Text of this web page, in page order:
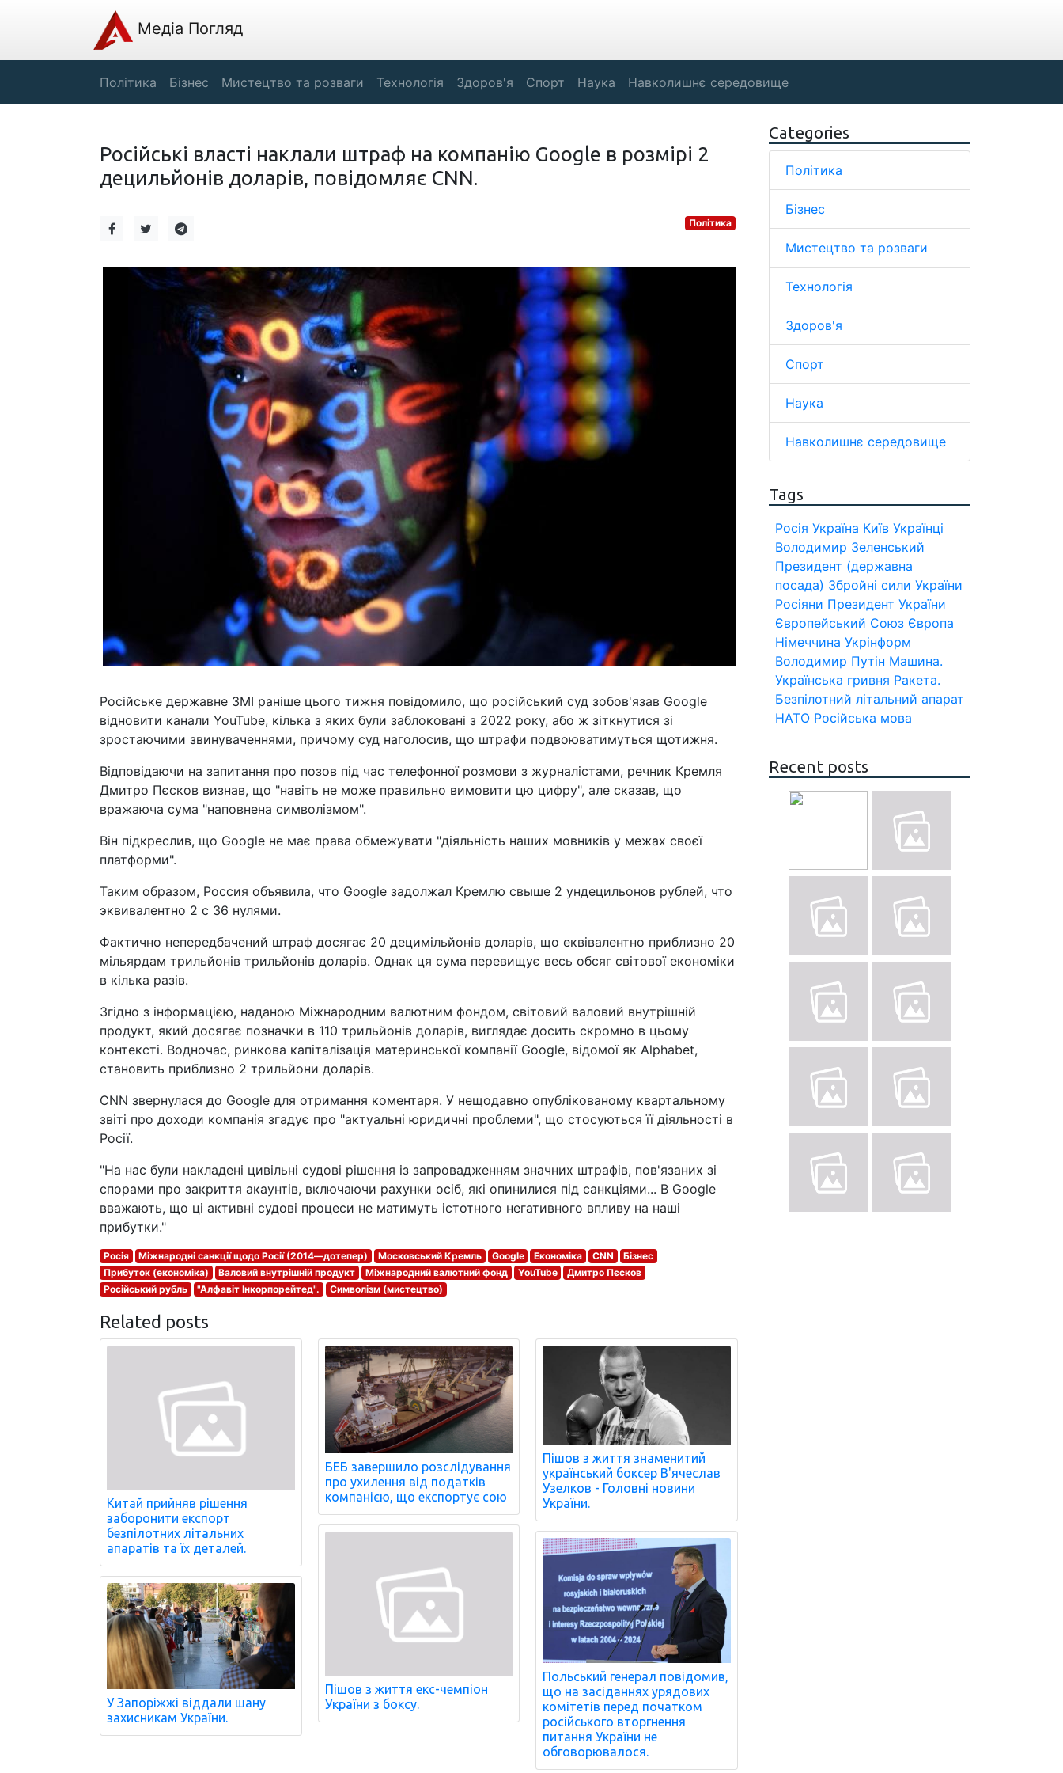
Медіа Погляд
Політика Бізнес Мистецтво та розваги Технологія Здоров'я Спорт Наука Навколишнє середовище
Російські власті наклали штраф на компанію Google в розмірі 2
децильйонів доларів, повідомляє CNN.
Політика
Російське державне ЗМІ раніше цього тижня повідомило, що російський суд зобов'язав Google
відновити канали YouTube, кілька з яких були заблоковані з 2022 року, або ж зіткнутися зі
зростаючими звинуваченнями, причому суд наголосив, що штрафи подвоюватимуться щотижня.
Відповідаючи на запитання про позов під час телефонної розмови з журналістами, речник Кремля
Дмитро Пєсков визнав, що "навіть не може правильно вимовити цю цифру", але сказав, що
вражаюча сума "наповнена символізмом".
Він підкреслив, що Google не має права обмежувати "діяльність наших мовників у межах своєї
платформи".
Таким образом, Россия объявила, что Google задолжал Кремлю свыше 2 ундецильонов рублей, что
эквивалентно 2 с 36 нулями.
Фактично непередбачений штраф досягає 20 децимільйонів доларів, що еквівалентно приблизно 20
мільярдам трильйонів трильйонів доларів. Однак ця сума перевищує весь обсяг світової економіки
в кілька разів.
Згідно з інформацією, наданою Міжнародним валютним фондом, світовий валовий внутрішній
продукт, який досягає позначки в 110 трильйонів доларів, виглядає досить скромно в цьому
контексті. Водночас, ринкова капіталізація материнської компанії Google, відомої як Alphabet,
становить приблизно 2 трильйони доларів.
CNN звернулася до Google для отримання коментаря. У нещодавно опублікованому квартальному
звіті про доходи компанія згадує про "актуальні юридичні проблеми", що стосуються її діяльності в
Росії.
"На нас були накладені цивільні судові рішення із запровадженням значних штрафів, пов'язаних зі
спорами про закриття акаунтів, включаючи рахунки осіб, які опинилися під санкціями... В Google
вважають, що ці активні судові процеси не матимуть істотного негативного впливу на наші
прибутки."
Росія Міжнародні санкції щодо Росії (2014—дотепер) Московський Кремль Google Економіка CNN
Бізнес
Прибуток (економіка)
Валовий внутрішній продукт Міжнародний валютний фонд YouTube
Дмитро Пєсков
Російський рубль
"Алфавіт Інкорпорейтед". Символізм (мистецтво)
Related posts
Китай прийняв рішення
заборонити експорт
безпілотних літальних
апаратів та їх деталей.
У Запоріжжі віддали шану
захисникам України.
БЕБ завершило розслідування
про ухилення від податків
компанією, що експортує сою
Пішов з життя екс-чемпіон
України з боксу.
Пішов з життя знаменитий
український боксер В'ячеслав
Узелков - Головні новини
України.
Польський генерал повідомив,
що на засіданнях урядових
комітетів перед початком
російського вторгнення
питання України не
обговорювалося.
Categories
Політика
Бізнес
Мистецтво та розваги
Технологія
Здоров'я
Спорт
Наука
Навколишнє середовище
Tags
Росія Україна Київ Українці
Володимир Зеленський
Президент (державна
посада) Збройні сили України
Росіяни Президент України
Європейський Союз Європа
Німеччина Укрінформ
Володимир Путін Машина.
Українська гривня Ракета.
Безпілотний літальний апарат
НАТО Російська мова
Recent posts